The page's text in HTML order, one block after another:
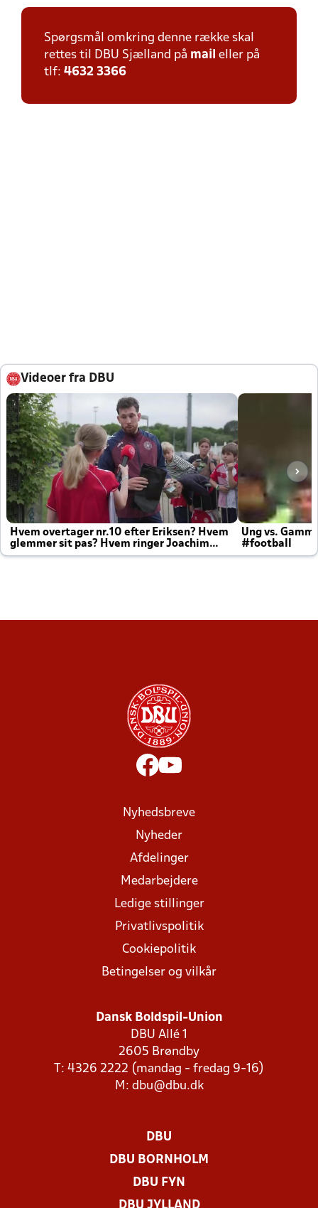
Spørgsmål omkring denne række skal
rettes til DBU Sjælland på mail eller på
tlf: 4632 3366
Videoer fra DBU
Hvem overtager nr.10 efter Eriksen? Hvem
glemmer sit pas? Hvem ringer Joachim
altid til efter kampe?
Ung vs.
#football
Nyhedsbreve
Nyheder
Afdelinger
Medarbejdere
Ledige stillinger
Privatlivspolitik
Cookiepolitik
Betingelser og vilkår
Dansk Boldspil-Union
DBU Allé 1
2605 Brøndby
T: 4326 2222 (mandag - fredag 9-16)
M: dbu@dbu.dk
DBU
DBU BORNHOLM
DBU FYN